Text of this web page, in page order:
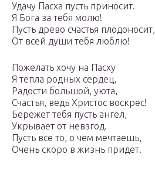
Удачу Пасха пусть приносит.
Я Бога за тебя молю!
Пусть древо счастья плодоносит,
От всей души тебя люблю!
Пожелать хочу на Пасху
Я тепла родных сердец,
Радости большой, уюта,
Счастья, ведь Христос воскрес!
Бережет тебя пусть ангел,
Укрывает от невзгод.
Пусть все то, о чем мечтаешь,
Очень скоро в жизнь придет.